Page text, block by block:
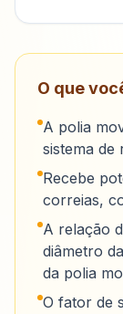
O que
A polia
sistema de
Recebe
correias,
A relação
diâmetro
da polia
O fator de